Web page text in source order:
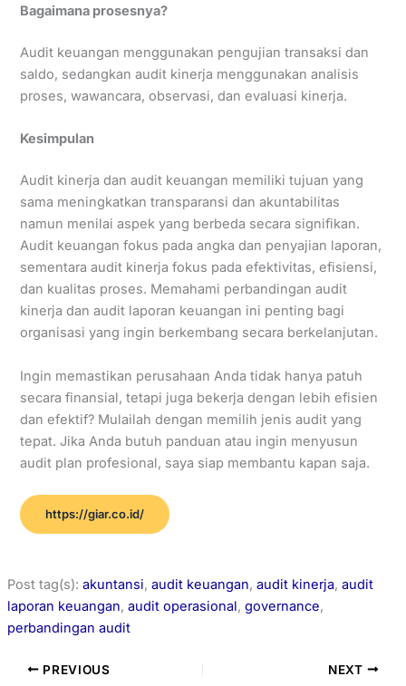
Bagaimana prosesnya?
Audit keuangan menggunakan pengujian transaksi dan
saldo, sedangkan audit kinerja menggunakan analisis
proses, wawancara, observasi, dan evaluasi kinerja.
Kesimpulan
Audit kinerja dan audit keuangan memiliki tujuan yang
sama meningkatkan transparansi dan akuntabilitas
namun menilai aspek yang berbeda secara signifikan.
Audit keuangan fokus pada angka dan penyajian laporan,
sementara audit kinerja fokus pada efektivitas, efisiensi,
dan kualitas proses. Memahami perbandingan audit
kinerja dan audit laporan keuangan ini penting bagi
organisasi yang ingin berkembang secara berkelanjutan.
Ingin memastikan perusahaan Anda tidak hanya patuh
secara finansial, tetapi juga bekerja dengan lebih efisien
dan efektif? Mulailah dengan memilih jenis audit yang
tepat. Jika Anda butuh panduan atau ingin menyusun
audit plan profesional, saya siap membantu kapan saja.
https://giar.co.id/
Post tag(s): akuntansi, audit keuangan, audit kinerja, audit
laporan keuangan, audit operasional, governance,
perbandingan audit
PREVIOUS NEXT